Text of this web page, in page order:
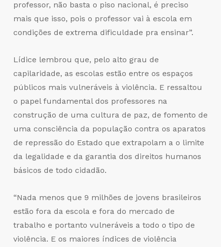
professor, não basta o piso nacional, é preciso
mais que isso, pois o professor vai à escola em
condições de extrema dificuldade pra ensinar”.
Lídice lembrou que, pelo alto grau de
capilaridade, as escolas estão entre os espaços
públicos mais vulneráveis à violência. E ressaltou
o papel fundamental dos professores na
construção de uma cultura de paz, de fomento de
uma consciência da população contra os aparatos
de repressão do Estado que extrapolam a o limite
da legalidade e da garantia dos direitos humanos
básicos de todo cidadão.
“Nada menos que 9 milhões de jovens brasileiros
estão fora da escola e fora do mercado de
trabalho e portanto vulneráveis a todo o tipo de
violência. E os maiores índices de violência